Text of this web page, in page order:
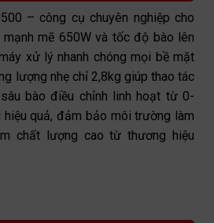
– công cụ chuyên nghiệp cho
mẽ 650W và tốc độ bào lên
xử lý nhanh chóng mọi bề mặt
lượng nhẹ chỉ 2,8kg giúp thao tác
bào điều chỉnh linh hoạt từ 0-
hiệu quả, đảm bảo môi trường làm
chất lượng cao từ thương hiệu